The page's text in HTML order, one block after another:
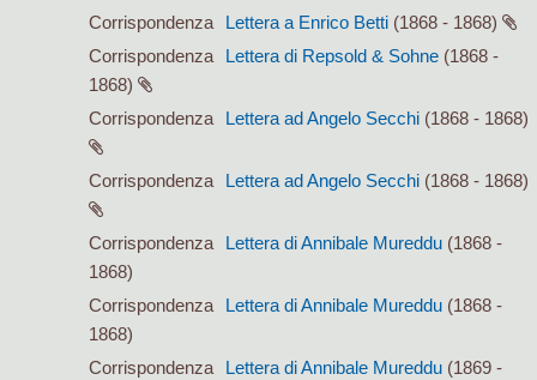
Corrispondenza
Lettera a Enrico Betti (1868 - 1868)
Corrispondenza
Lettera di Repsold & Sohne (1868 -
1868)
Corrispondenza
Lettera ad Angelo Secchi (1868 - 1868)
Corrispondenza Lettera ad Angelo Secchi (1868 - 1868)
Corrispondenza Lettera di Annibale Mureddu (1868 -
1868)
Corrispondenza
Lettera di Annibale Mureddu (1868 -
1868)
Corrispondenza
Lettera di Annibale Mureddu (1869 -